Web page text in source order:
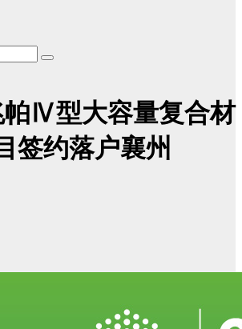
帕Ⅳ型大容量复合材
签约落户襄州